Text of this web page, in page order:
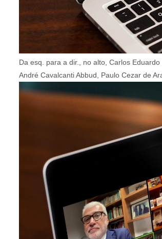
Da esq. para a dir., no alto, Carlos
André Cavalcanti Abbud, Paulo Cezar de